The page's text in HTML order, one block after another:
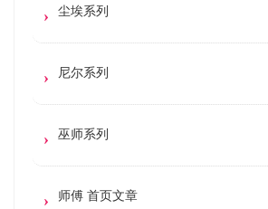
尘埃系列
尼尔系列
巫师系列
师傅 首页文章